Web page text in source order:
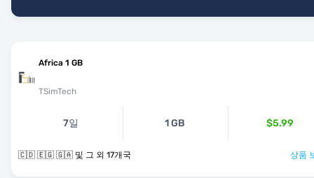
Africa 1 GB
TSimTech
7일 1 GB $5.99
🇨🇩 🇪🇬 🇬🇦 및 그 외 17개국 상품